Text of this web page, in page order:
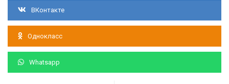
ВКонтакте
Однокласс
Whatsapp